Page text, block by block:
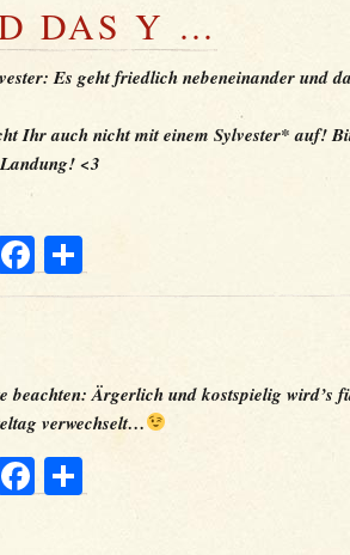
DAS Y …
Es geht friedlich nebeneinander und
Ihr auch nicht mit einem Sylvester* auf!
<3
Facebook
beachten: Ärgerlich und kostspielig wird’s
verwechselt…
Facebook